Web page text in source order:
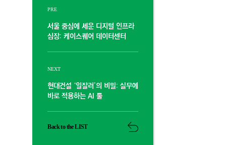
PRE
서울 중심에 세운 디지털 인프라
심장: 케이스퀘어 데이터센터
NEXT
현대건설 ‘일잘러’의 비밀: 실무에
바로 적용하는 AI 툴
Back to the LIST